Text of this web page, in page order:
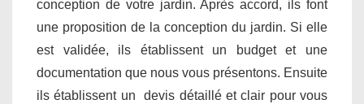
conception de votre jardin. Après accord, ils font
une proposition de la conception du jardin. Si elle
est validée, ils établissent un budget et une
documentation que nous vous présentons. Ensuite
ils établissent un devis détaillé et clair pour vous